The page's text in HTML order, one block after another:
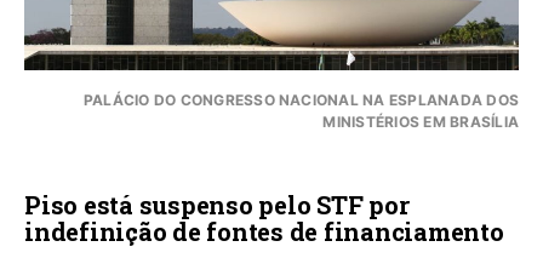
PALÁCIO DO CONGRESSO NACIONAL NA ESPLANADA DOS
MINISTÉRIOS EM BRASÍLIA
Piso está suspenso pelo STF por
indefinição de fontes de financiamento